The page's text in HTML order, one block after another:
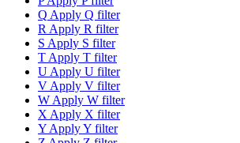
Q Apply Q filter
R Apply R filter
S Apply S filter
T Apply T filter
U Apply U filter
V Apply V filter
W Apply W filter
X Apply X filter
Y Apply Y filter